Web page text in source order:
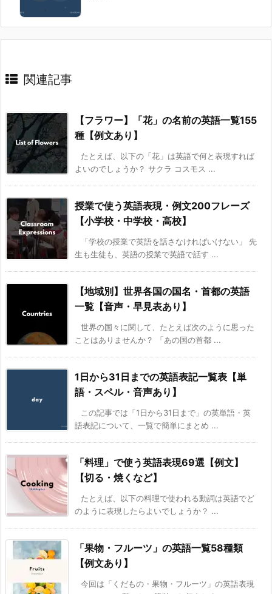
関連記事
【フラワー】「花」の名前の英語一覧155
種【例文あり】
たとえば、以下の「花」は英語で何と表現すれば
よいのでしょうか？ サクラ コスモス ...
授業で使う英語表現・例文200フレーズ
【小学校・中学校・高校】
「学校の授業で英語を話さなければいけない」 先
生も生徒も、英語の授業で英語で話す ...
【地域別】世界各国の国名・首都の英語
一覧【音声・早見表あり】
世界の国々に関して、たとえば次のように思った
ことはありませんか？ 「あの国の首都 ...
1日から31日までの英語表記一覧表【単
語・スペル・音声あり】
この記事では「1日から31日まで」の英単語・英
語表記について、一覧で簡単にまとめ ...
「料理」で使う英語表現69選【例文】
【切る・焼くなど】
たとえば、以下の料理で使われる動詞は英語でど
のように表現したらよいでしょうか？ ...
「果物・フルーツ」の英語一覧58種類
【例文あり】
今回は「くだもの・果物・フルーツ」の英語表現